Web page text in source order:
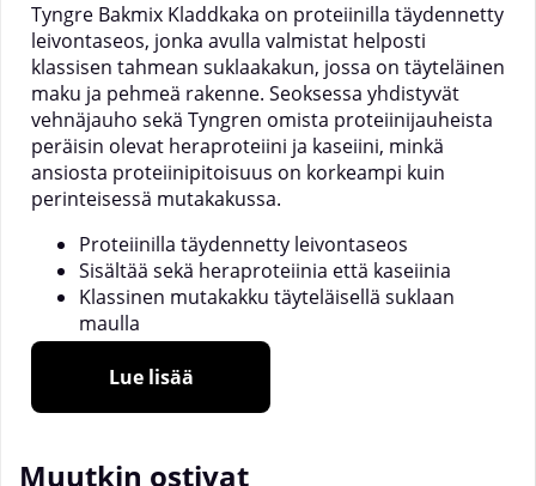
Tyngre Bakmix Kladdkaka on proteiinilla täydennetty
leivontaseos, jonka avulla valmistat helposti
klassisen tahmean suklaakakun, jossa on täyteläinen
maku ja pehmeä rakenne. Seoksessa yhdistyvät
vehnäjauho sekä Tyngren omista proteiinijauheista
peräisin olevat heraproteiini ja kaseiini, minkä
ansiosta proteiinipitoisuus on korkeampi kuin
perinteisessä mutakakussa.
Proteiinilla täydennetty leivontaseos
Sisältää sekä heraproteiinia että kaseiinia
Klassinen mutakakku täyteläisellä suklaan
maulla
Helppo leipoa – lisää vain reseptissä mainitut
ainekset
Tyngre Kasein Vaniljdrömmar -proteiinijauheista.
Lue lisää
Muutkin ostivat